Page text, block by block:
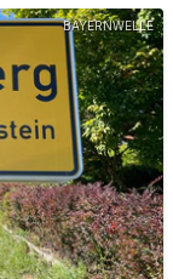
BAYERNWELLE